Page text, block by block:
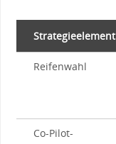
Strategieelement
Reifenwahl
Co-Pilot-